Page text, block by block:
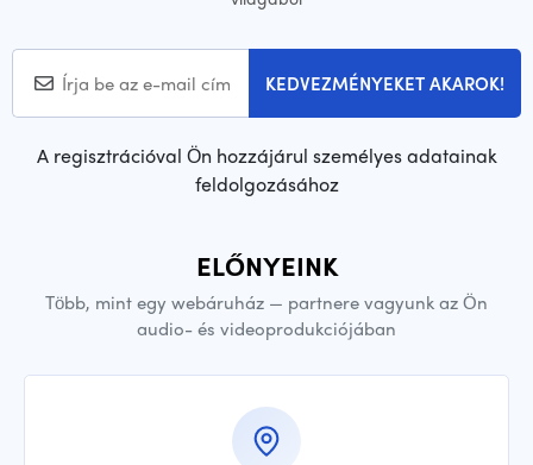
KEDVEZMÉNYEKET AKAROK!
A regisztrációval Ön hozzájárul személyes adatainak
feldolgozásához
ELŐNYEINK
Több, mint egy webáruház — partnere vagyunk az Ön
audio- és videoprodukciójában